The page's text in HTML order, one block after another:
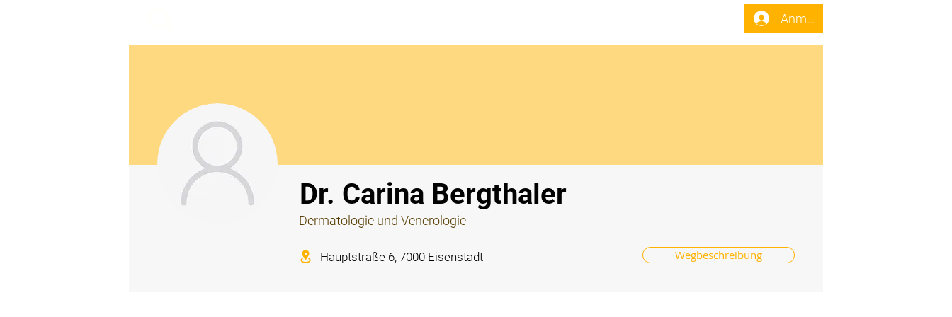
Anmelden
Dr. Carina Bergthaler
Dermatologie und Venerologie
Wegbeschreibung
Hauptstraße 6, 7000 Eisenstadt